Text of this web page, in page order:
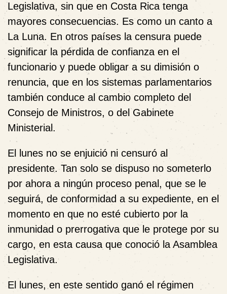
Legislativa, sin que en Costa Rica tenga
mayores consecuencias. Es como un canto a
La Luna. En otros países la censura puede
significar la pérdida de confianza en el
funcionario y puede obligar a su dimisión o
renuncia, que en los sistemas parlamentarios
también conduce al cambio completo del
Consejo de Ministros, o del Gabinete
Ministerial.
El lunes no se enjuició ni censuró al
presidente. Tan solo se dispuso no someterlo
por ahora a ningún proceso penal, que se le
seguirá, de conformidad a su expediente, en el
momento en que no esté cubierto por la
inmunidad o prerrogativa que le protege por su
cargo, en esta causa que conoció la Asamblea
Legislativa.
El lunes, en este sentido ganó el régimen